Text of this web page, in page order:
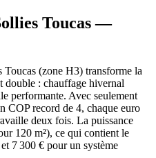
Toucas—
(zone H3) transforme la
double : chauffage hivernal
performante. Avec seulement
COP record de 4, chaque euro
deux fois. La puissance
120 m²), ce qui contient le
7 300 € pour un système